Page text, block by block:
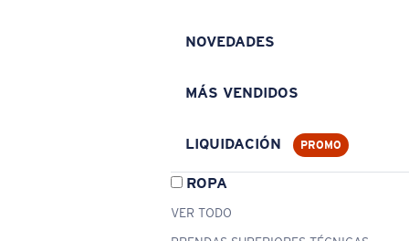
NOVEDADES
MÁS VENDIDOS
LIQUIDACIÓN PROMO
ROPA
VER TODO